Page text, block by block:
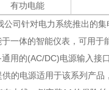
有功电能
公司针对电力系统推出的
一体的智能仪表，可用于
用的(AC/DC)电源输入接
的电源适用于该系列产品